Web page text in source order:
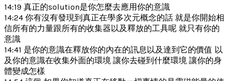
14:19 真正的solution是你怎麼去應用你的意識
14:24 你有沒有發現到真正在學多次元概念的話 就是你開始相
信所有的力量跟所有的收集器以及釋放的工具呢 就只有你的
意識
14:41 是你的意識在釋放你的內在的訊息以及達到它的價值 以
及你的意識在收集外面的環境 讓你去碰到什麼環境 讓你的身
體變成怎樣